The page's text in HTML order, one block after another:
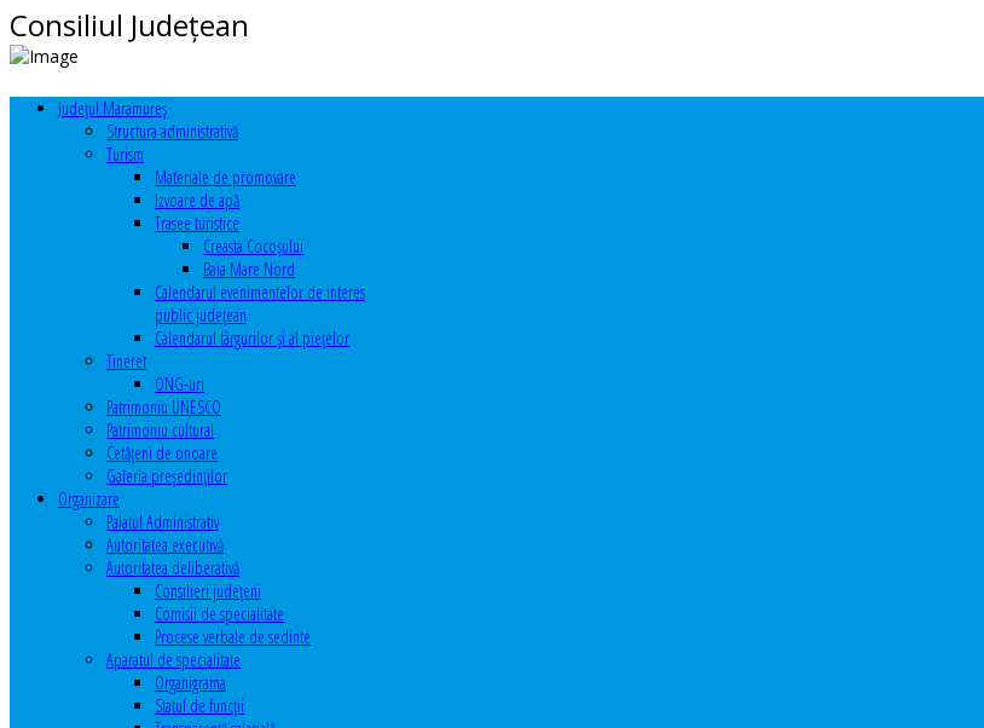
Consiliul Judeţean
Judeţul Maramureş
Structura administrativă
Turism
Materiale de promovare
Izvoare de apă
Trasee turistice
Creasta Cocoșului
Baia Mare Nord
Calendarul evenimentelor de interes
public judeţean
Calendarul târgurilor şi al pieţelor
Tineret
ONG-uri
Patrimoniu UNESCO
Patrimoniu cultural
Cetăţeni de onoare
Galeria președinților
Organizare
Palatul Administrativ
Autoritatea executivă
Autoritatea deliberativă
Consilieri judeţeni
Comisii de specialitate
Procese verbale de sedinte
Aparatul de specialitate
Organigrama
Statul de funcții